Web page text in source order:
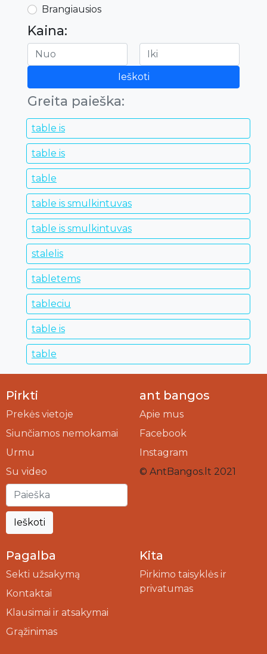
Brangiausios
Kaina:
Ieškoti
Greita paieška:
table is
table is
table
table is smulkintuvas
table is smulkintuvas
stalelis
tabletems
tableciu
table is
table
Pirkti
Prekės vietoje
Siunčiamos nemokamai
Urmu
Su video
Ieškoti
ant bangos
Apie mus
Facebook
Instagram
© AntBangos.lt 2021
Pagalba
Sekti užsakymą
Kontaktai
Klausimai ir atsakymai
Grąžinimas
Kita
Pirkimo taisyklės ir
privatumas